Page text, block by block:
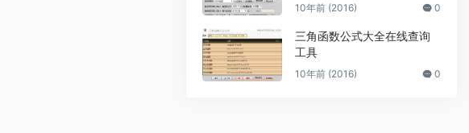
10年前 (2016) 0
三角函数公式大全在线查询
工具
10年前 (2016) 0